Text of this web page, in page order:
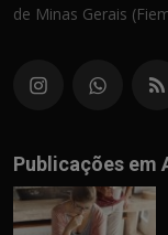
de Minas Gerais
Publicações em